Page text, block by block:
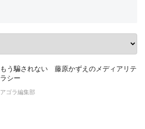
もう騙されない 藤原かずえのメディアリテ
ラシー
アゴラ編集部